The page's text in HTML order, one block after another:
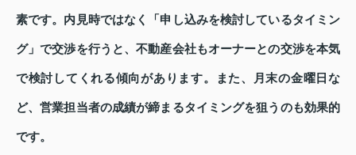
素です。内見時ではなく「申し込みを検討しているタイミン
グ」で交渉を行うと、不動産会社もオーナーとの交渉を本気
で検討してくれる傾向があります。また、月末の金曜日な
ど、営業担当者の成績が締まるタイミングを狙うのも効果的
です。